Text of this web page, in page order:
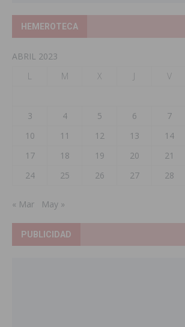
HEMEROTECA
ABRIL 2023
L
M X J V
3
4 5 6 7
10
11 12 13 14
17
18 19 20 21
24
25 26 27 28
« Mar May »
PUBLICIDAD